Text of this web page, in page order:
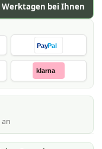
bei Ihnen
PayPal
klarna